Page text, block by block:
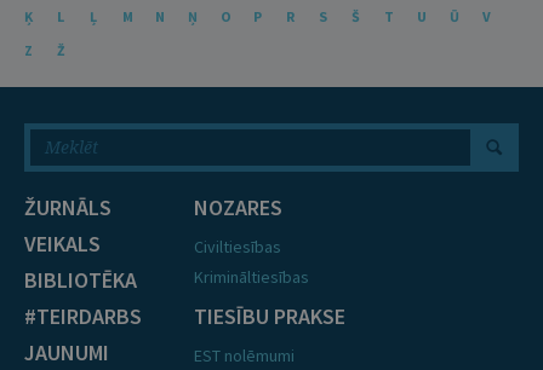
Ķ
L Ļ M N Ņ O P R S Š T U Ū
V
Z
Ž
ŽURNĀLS
VEIKALS
BIBLIOTĒKA
#TEIRDARBS
JAUNUMI
NOZARES
Civiltiesības
Krimināltiesības
TIESĪBU PRAKSE
EST nolēmumi